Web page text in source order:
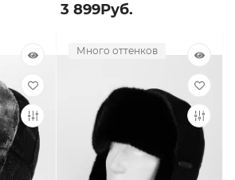
3 899Руб.
Много оттенков